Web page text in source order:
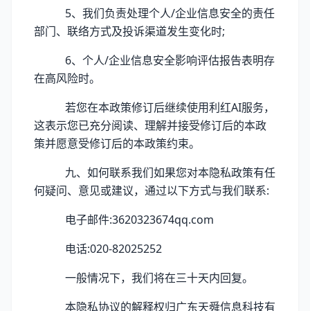
5、我们负责处理个人/企业信息安全的责任
部门、联络方式及投诉渠道发生变化时;
6、个人/企业信息安全影响评估报告表明存
在高风险时。
若您在本政策修订后继续使用利红AI服务，
这表示您已充分阅读、理解并接受修订后的本政
策并愿意受修订后的本政策约束。
九、如何联系我们如果您对本隐私政策有任
何疑问、意见或建议，通过以下方式与我们联系:
电子邮件:3620323674qq.com
电话:020-82025252
一般情况下，我们将在三十天内回复。
本隐私协议的解释权归广东天舜信息科技有